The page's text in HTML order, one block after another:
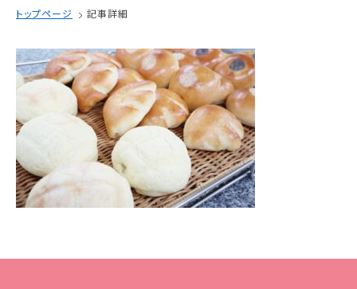
ここから始まる私の未来
入学情報
AO入試
指定校推薦入試
学校案内
トップページ 記事詳細